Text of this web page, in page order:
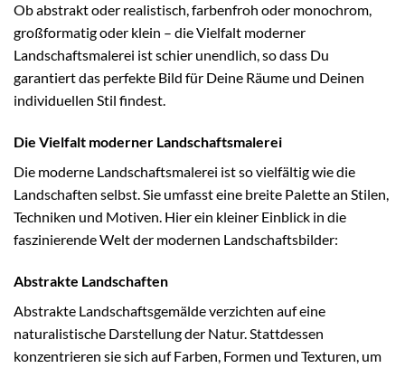
Ob abstrakt oder realistisch, farbenfroh oder monochrom,
großformatig oder klein – die Vielfalt moderner
Landschaftsmalerei ist schier unendlich, so dass Du
garantiert das perfekte Bild für Deine Räume und Deinen
individuellen Stil findest.
Die Vielfalt moderner Landschaftsmalerei
Die moderne Landschaftsmalerei ist so vielfältig wie die
Landschaften selbst. Sie umfasst eine breite Palette an Stilen,
Techniken und Motiven. Hier ein kleiner Einblick in die
faszinierende Welt der modernen Landschaftsbilder:
Abstrakte Landschaften
Abstrakte Landschaftsgemälde verzichten auf eine
naturalistische Darstellung der Natur. Stattdessen
konzentrieren sie sich auf Farben, Formen und Texturen, um